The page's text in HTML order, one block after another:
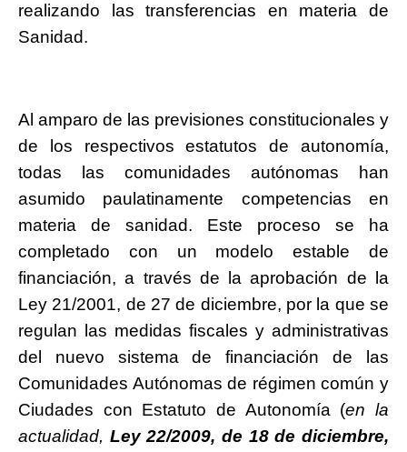
realizando las transferencias en materia de
Sanidad.
Al amparo de las previsiones constitucionales y
de los respectivos estatutos de autonomía,
todas las comunidades autónomas han
asumido paulatinamente competencias en
materia de sanidad. Este proceso se ha
completado con un modelo estable de
financiación, a través de la aprobación de la
Ley 21/2001, de 27 de diciembre, por la que se
regulan las medidas fiscales y administrativas
del nuevo sistema de financiación de las
Comunidades Autónomas de régimen común y
Ciudades con Estatuto de Autonomía (en la
actualidad, Ley 22/2009, de 18 de diciembre,